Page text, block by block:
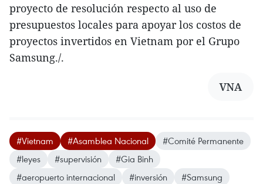
proyecto de resolución respecto al uso de
presupuestos locales para apoyar los costos de
proyectos invertidos en Vietnam por el Grupo
Samsung./.
VNA
#Vietnam #Asamblea Nacional
#Comité Permanente
#leyes
#supervisión
#Gia Binh
#aeropuerto internacional
#inversión #Samsung